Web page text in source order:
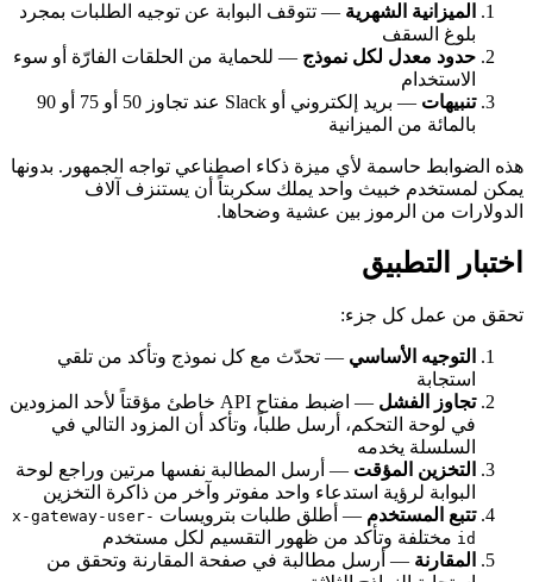
الميزانية الشهرية— تتوقف البوابة عن توجيه الطلبات بمجرد
بلوغ السقف
حدود معدل لكل نموذج— للحماية من الحلقات الفارّة أو سوء
الاستخدام
تنبيهات
— بريد إلكتروني أو Slack عند تجاوز 50 أو 75 أو 90
بالمائة من الميزانية
هذه الضوابط حاسمة لأي ميزة ذكاء اصطناعي تواجه الجمهور. بدونها
يمكن لمستخدم خبيث واحد يملك سكربتاً أن يستنزف آلاف
الدولارات من الرموز بين عشية وضحاها.
اختبار التطبيق
تحقق من عمل كل جزء:
التوجيه الأساسي — تحدّث مع كل نموذج وتأكد من تلقي
استجابة
تجاوز الفشل
— اضبط مفتاح API خاطئ مؤقتاً لأحد المزودين
في لوحة التحكم، أرسل طلباً، وتأكد أن المزود التالي في
السلسلة يخدمه
التخزين المؤقت— أرسل المطالبة نفسها مرتين وراجع لوحة
البوابة لرؤية استدعاء واحد مفوتر وآخر من ذاكرة التخزين
تتبع المستخدم— أطلق طلبات بترويساتx-gateway-user-
id مختلفة وتأكد من ظهور التقسيم لكل مستخدم
المقارنة— أرسل مطالبة في صفحة المقارنة وتحقق من